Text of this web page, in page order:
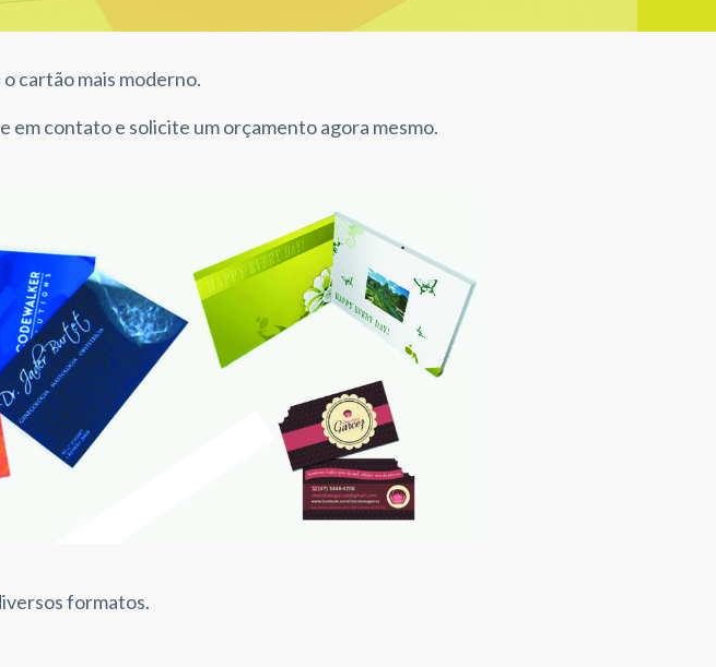
cartão mais moderno.
em contato e solicite um orçamento agora mesmo.
formatos.